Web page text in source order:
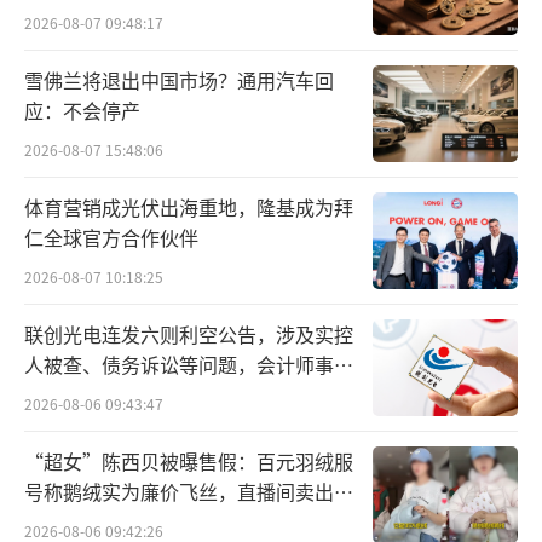
面对纳米维景对于空间分辨率的极致追
求，许多人或许会质疑其意义。毕竟，现阶段
的超高端CT已经攻克了最为困难的心脏成像，
加之AI的赋能，已经能够解决绝大部分的临床
问题。
2026-08-07 09:48:17
雪佛兰将退出中国市场？通用汽车回
应：不会停产
2026-08-07 15:48:06
体育营销成光伏出海重地，隆基成为拜
仁全球官方合作伙伴
2026-08-07 10:18:25
联创光电连发六则利空公告，涉及实控
人被查、债务诉讼等问题，会计师事务
所曾出具“保留意见”
2026-08-06 09:43:47
“超女”陈西贝被曝售假：百元羽绒服
号称鹅绒实为廉价飞丝，直播间卖出超
百万元
2026-08-06 09:42:26